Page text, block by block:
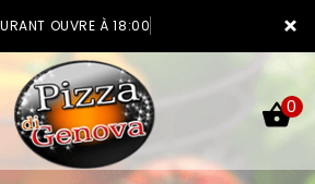
×
OUVRE À 18:00
0